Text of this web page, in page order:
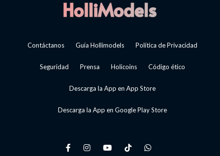
Contáctanos Guía Hollimodels Política de Privacidad
Seguridad Prensa Holicoins Código ético
Descarga la App en App Store
Descarga la App en Google Play Store